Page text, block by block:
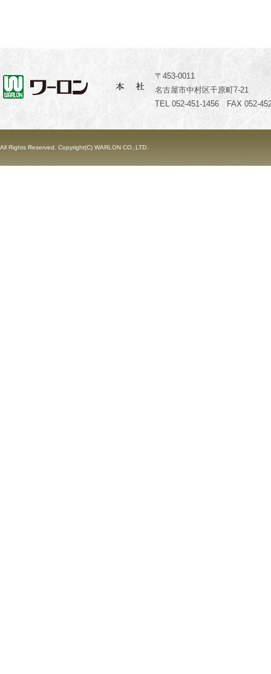
〒453-0011
名古屋市中村区千原町7-21
TEL 052-451-1456 FAX 052-
All Rights Reserved. Copyright(C) WARLON CO,.LTD.